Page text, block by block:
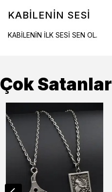
KABİLENİN SESİ
KABİLENİN İLK SESİ SEN OL.
Çok Satanlar